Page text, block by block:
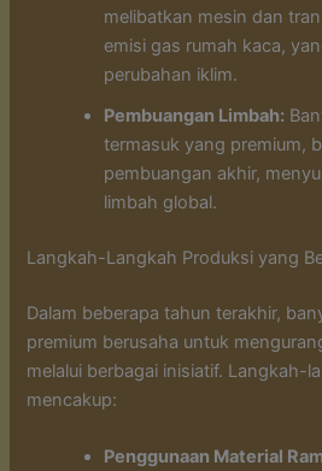
melibatkan mesin dan
emisi gas rumah kaca,
perubahan iklim.
Pembuangan Limbah:
termasuk yang premium,
pembuangan akhir,
limbah global.
Langkah-Langkah Produksi yang
Dalam beberapa tahun terakhir,
premium berusaha untuk
melalui berbagai inisiatif. Langkah-
mencakup:
Penggunaan Material